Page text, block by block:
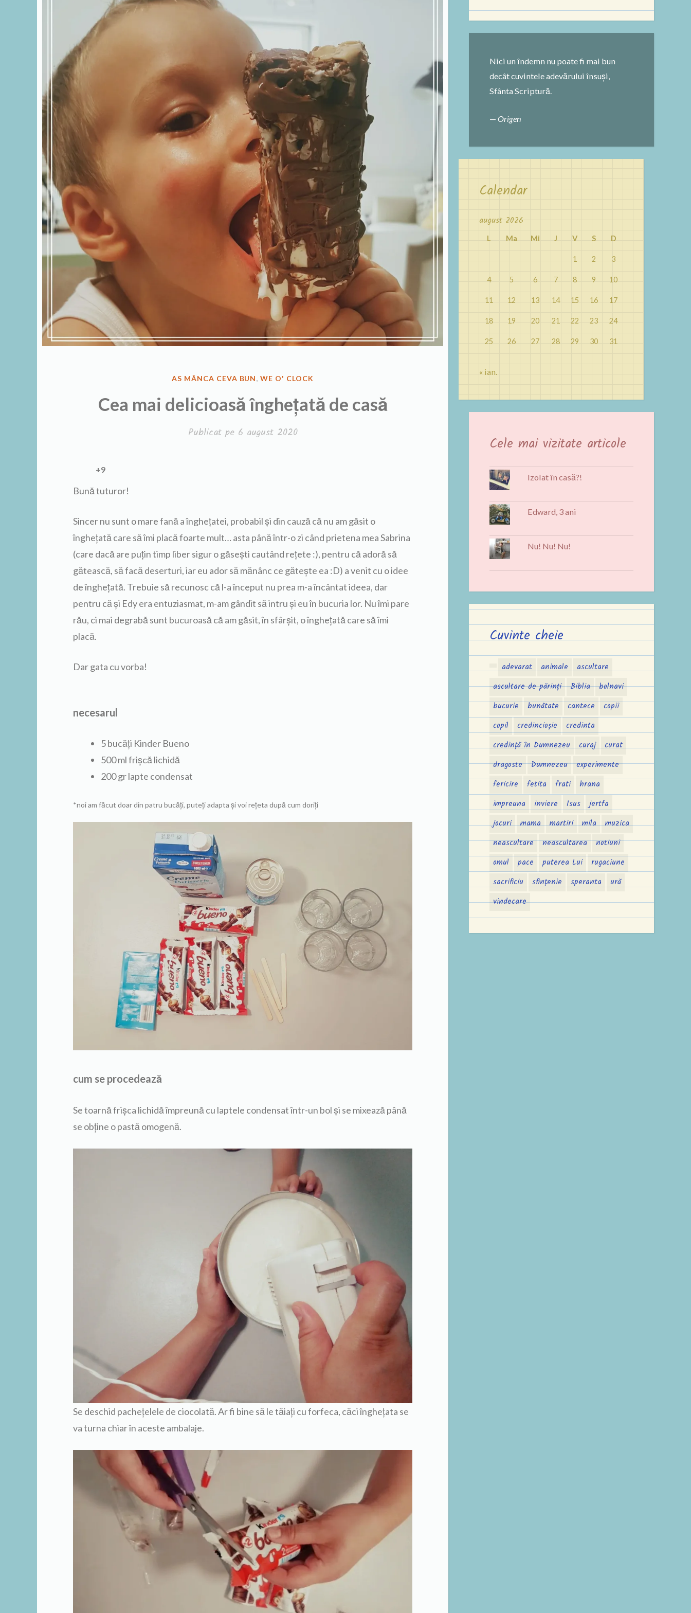
PUBLICAT
AS MÂNCA CEVA BUN,WE O' CLOCK
Cea mai delicioasă înghețată de casă
Publicat pe 6 august 2020
+9
Bună tuturor!
Sincer nu sunt o mare fană a înghețatei, probabil și din cauză că nu am găsit o
înghețată care să îmi placă foarte mult… asta până într-o zi când prietena mea Sabrina
(care dacă are puțin timp liber sigur o găsești cautând rețete :), pentru că adoră să
gătească, să facă deserturi, iar eu ador să mănânc ce gătește ea :D) a venit cu o idee
de înghețată. Trebuie să recunosc că l-a început nu prea m-a încântat ideea, dar
pentru că și Edy era entuziasmat, m-am gândit să intru și eu în bucuria lor. Nu îmi pare
rău, ci mai degrabă sunt bucuroasă că am găsit, în sfârșit, o înghețată care să îmi
placă.
Dar gata cu vorba!
necesarul
5 bucăți Kinder Bueno
500 ml frișcă lichidă
200 gr lapte condensat
*noi am făcut doar din patru bucăți, puteți adapta și voi rețeta după cum doriți
cum se procedează
Se toarnă frișca lichidă împreună cu laptele condensat într-un bol și se mixează până
se obține o pastă omogenă.
Se deschid pachețelele de ciocolată. Ar fi bine să le tăiați cu forfeca, căci înghețata se
va turna chiar în aceste ambalaje.
Nici un îndemn nu poate fi mai bun
decât cuvintele adevărului însuși,
Sfânta Scriptură.
— Origen
Calendar
august 2026
L Ma Mi J V S D
1 2 3
4 5 6 7 8 9 10
11 12 13 14 15 16 17
18 19 20 21 22 23 24
25 26 27 28 29 30 31
« ian.
Cele mai vizitate articole
Izolat în casă?!
Edward, 3 ani
Nu! Nu! Nu!
Cuvinte cheie
adevarat animale
ascultare
ascultare de părinți
Biblia
bolnavi
bucurie
bunătate cantece
copii
copil
credincioșie
credinta
credință în Dumnezeu
curaj
curat
dragoste
Dumnezeu
experimente
fericire
fetita frati
hrana
impreuna
inviere Isus
jertfa
jocuri
mama martiri mila
muzica
neascultare
neascultarea
notiuni
omul
pace puterea Lui
rugaciune
sacrificiu
sfințenie speranta
ură
vindecare